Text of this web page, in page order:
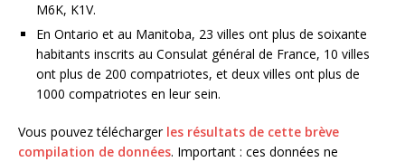
M6K, K1V.
En Ontario et au Manitoba, 23 villes ont plus de soixante
habitants inscrits au Consulat général de France, 10 villes
ont plus de 200 compatriotes, et deux villes ont plus de
1000 compatriotes en leur sein.
Vous pouvez télécharger les résultats de cette brève
compilation de données. Important : ces données ne